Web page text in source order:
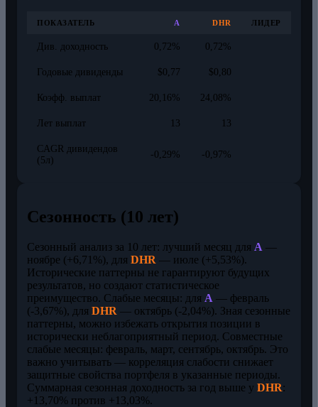
ПОКАЗАТЕЛЬ A DHR ЛИДЕР
Див. доходность 0,72% 0,72%
Годовые дивиденды $0,77 $0,80
Коэфф. выплат 20,16% 24,08%
Лет выплат 13 13
CAGR дивидендов
(5л)
-0,29% -0,97%
Сезонность (10 лет)
Сезонный анализ за 10 лет: лучший месяц для A —
ноябре (+6,71%), для DHR — июле (+5,53%).
Исторические паттерны не гарантируют будущих
результатов, но создают статистическое
преимущество. Слабые месяцы: для A — февраль
(-3,67%), для DHR — октябрь (-2,04%). Зная сезонные
паттерны, можно избежать открытия позиции в
исторически неблагоприятный период. Совместные
слабые месяцы: февраль, март, сентябрь, октябрь. Это
важно учитывать — корреляция слабости снижает
защитные свойства портфеля в указанные периоды.
Суммарная сезонная доходность за год выше у DHR:
+13,70% против +13,03%.